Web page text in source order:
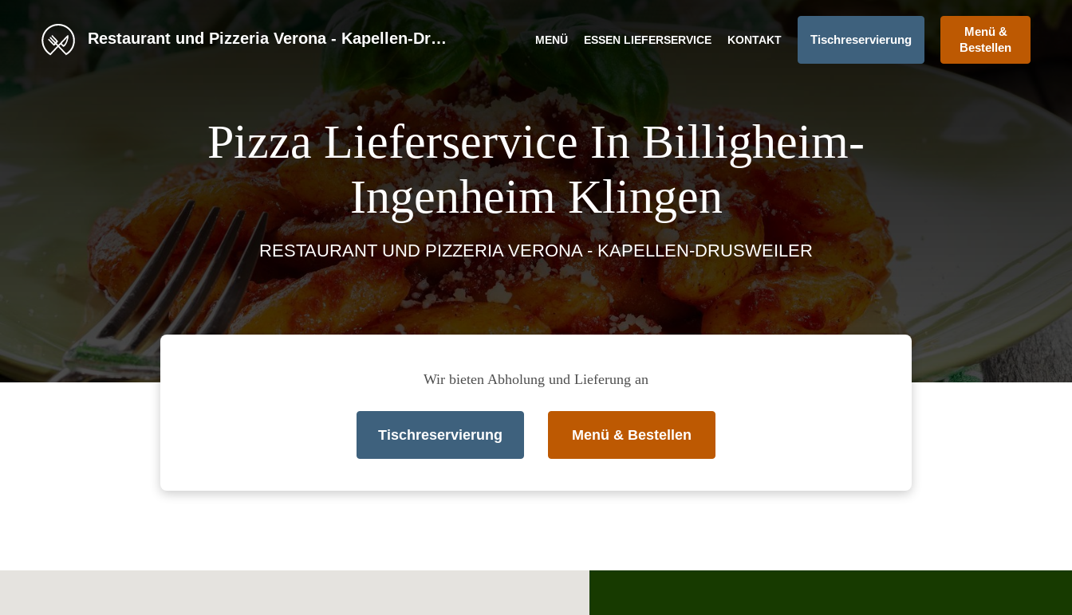
Restaurant und Pizzeria Verona - Kapellen-Drusweiler MENÜ ESSEN LIEFERSERVICE KONTAKT Tischreservierung
Menü &
Bestellen
Pizza Lieferservice In Billigheim-
Ingenheim Klingen
RESTAURANT UND PIZZERIA VERONA - KAPELLEN-DRUSWEILER
Wir bieten Abholung und Lieferung an
Tischreservierung Menü & Bestellen